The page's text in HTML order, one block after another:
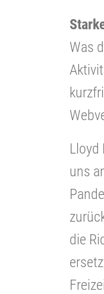
Was
Lloyd
uns
die